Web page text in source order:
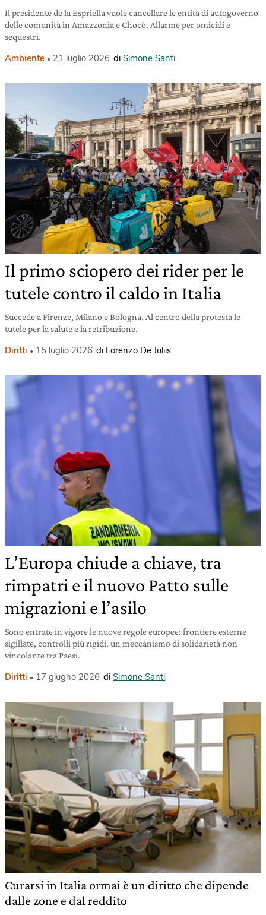
Il presidente de la Espriella vuole cancellare le entità di autogoverno
delle comunità in Amazzonia e Chocò. Allarme per omicidi e
sequestri.
Ambiente 21 luglio 2026 di Simone Santi
Il primo sciopero dei rider per le
tutele contro il caldo in Italia
Succede a Firenze, Milano e Bologna. Al centro della protesta le
tutele per la salute e la retribuzione.
Diritti 15 luglio 2026 di Lorenzo De Juliis
L’Europa chiude a chiave, tra
rimpatri e il nuovo Patto sulle
migrazioni e l’asilo
Sono entrate in vigore le nuove regole europee: frontiere esterne
sigillate, controlli più rigidi, un meccanismo di solidarietà non
vincolante tra Paesi.
Diritti 17 giugno 2026 di Simone Santi
Curarsi in Italia ormai è un diritto che dipende
dalle zone e dal reddito